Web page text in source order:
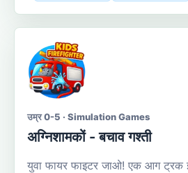
उम्र 0-5 · Simulation Games
अग्निशामकों - बचाव गश्ती
युवा फायर फाइटर जाओ! एक आग ट्रक